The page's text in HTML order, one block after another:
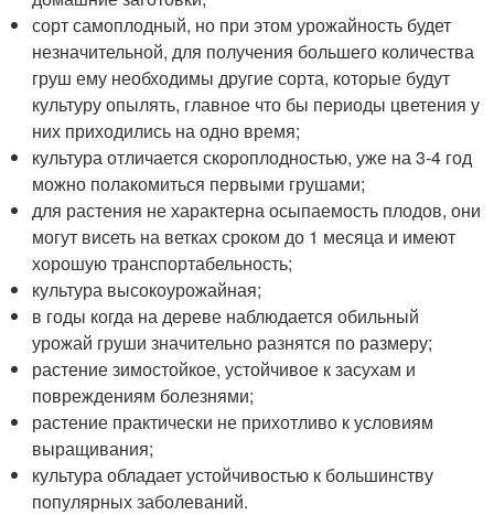
сорт самоплодный, но при этом урожайность будет
незначительной, для получения большего количества
груш ему необходимы другие сорта, которые будут
культуру опылять, главное что бы периоды цветения у
них приходились на одно время;
культура отличается скороплодностью, уже на 3-4 год
можно полакомиться первыми грушами;
для растения не характерна осыпаемость плодов, они
могут висеть на ветках сроком до 1 месяца и имеют
хорошую транспортабельность;
культура высокоурожайная;
в годы когда на дереве наблюдается обильный
урожай груши значительно разнятся по размеру;
растение зимостойкое, устойчивое к засухам и
повреждениям болезнями;
растение практически не прихотливо к условиям
выращивания;
культура обладает устойчивостью к большинству
популярных заболеваний.